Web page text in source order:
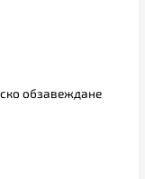
обзавеждане